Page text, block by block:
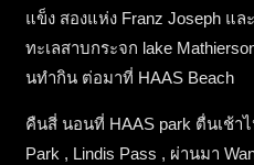
แข็ง สองแห่ง Franz Joseph แ
ทะเลสาบกระจก lake
นทำกิน ต่อมาที่ HAAS Beach
คืนสี่ นอนที่ HAAS park ตื่นเช้า
Park , Lindis Pass , ผ่านมา